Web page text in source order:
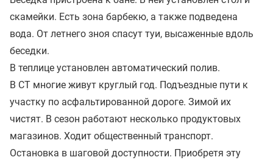
скамейки. Есть зона барбекю, а также подведена
вода. От летнего зноя спасут туи, высаженные вдоль
беседки.
В теплице установлен автоматический полив.
В СТ многие живут круглый год. Подъездные пути к
участку по асфальтированной дороге. Зимой их
чистят. В сезон работают несколько продуктовых
магазинов. Ходит общественный транспорт.
Остановка в шаговой доступности. Приобретя эту